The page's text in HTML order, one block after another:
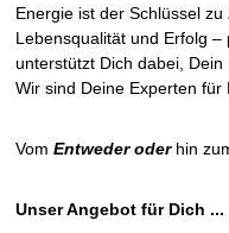
Energie ist der Schlüssel zu
Lebensqualität und Erfolg
unterstützt Dich dabei, Dein
Wir sind Deine Experten für
VomEntweder oder hin
Unser Angebot für Dich ...